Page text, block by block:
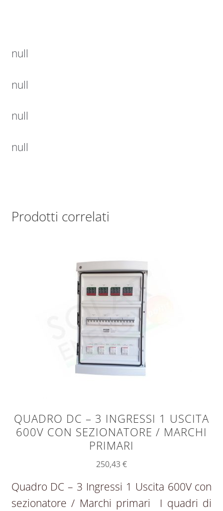
null
null
null
null
Prodotti correlati
QUADRO DC – 3 INGRESSI 1 USCITA
600V CON SEZIONATORE / MARCHI
PRIMARI
250,43€
Quadro DC – 3 Ingressi 1 Uscita 600V con
sezionatore / Marchi primari I quadri di